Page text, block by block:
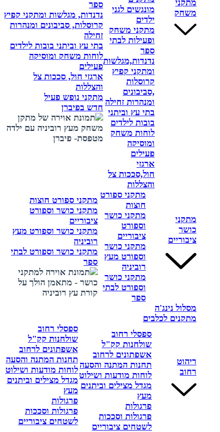
מתקני
משחק
מונגשים לגני
ילדים
מתקני משחק
ופעילות לבתי
ספר
נדנדות,מגלשות
ומתקני קפיץ
קרוסלות
,סביבונים
ומנהרות זחילה
בתי עץ וביתני
בובות לילדים
לוחות משחק
ומוסיקה
פעילים
ארגזי
חול,סככות צל
והצללות
ספר
נדנדות, מגלשות ומתקני קפיץ
קרוסלות, סביבונים ומנהרות
זחילה
בתי עץ וביתני בובות לילדים
לוחות משחק ומוסיקה
פעילים
ארגזי חול, סככות צל
והצללות
מתקני נופש פעיל
חדש בפיברן
מתקני
כושר
ציבוריים
מתקני ספורט
חוצות
מתקני כושר
וספורט
ציבוריים
מתקני כושר
וספורט מעץ
רוביניה
מתקני כושר
וספורט לבתי
ספר
מתקני ספורט חוצות
מתקני כושר וספורט
ציבוריים
מתקני כושר וספורט מעץ
רוביניה
מתקני כושר וספורט לבתי
ספר
מסלול נינג'ה
מתקנים לכלבים
ריהוט
רחוב
ספסלי רחוב
שולחנות קק"ל
אשפתונים לרחוב
תחנות המתנה והסעה
לוחות מודעות ושילוט
מגדל מצילים וביתנים
מעץ
פרגולות
פרגולות וסככות
לשטחים ציבוריים
ספסלי רחוב
שולחנות קק"ל
אשפתונים לרחוב
תחנות המתנה והסעה
לוחות מודעות ושילוט
מגדל מצילים וביתנים
מעץ
פרגולות
פרגולות וסככות
לשטחים ציבוריים